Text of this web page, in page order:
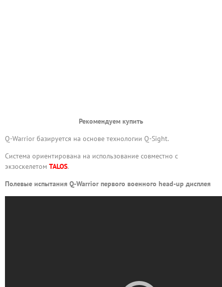
Рекомендуем купить
Q-Warrior базируется на основе технологии Q-Sight.
Система ориентирована на использование совместно с
экзоскелетом TALOS.
Полевые испытания Q-Warrior первого военного head-up дисплея